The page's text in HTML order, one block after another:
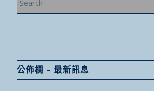
公佈欄 – 最新訊息